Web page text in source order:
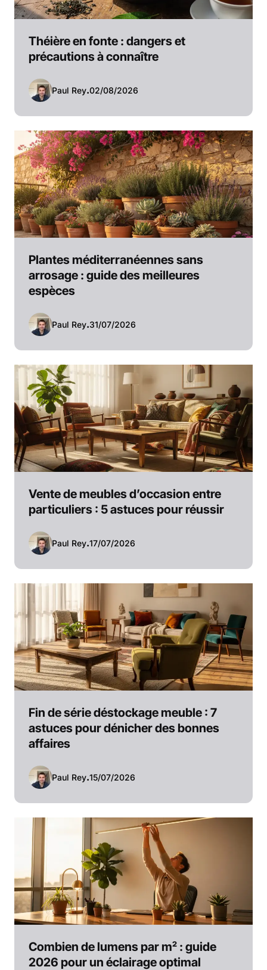
Théière en fonte : dangers et
précautions à connaître
Paul Rey.02/08/2026
Plantes méditerranéennes sans
arrosage : guide des meilleures
espèces
Paul Rey.31/07/2026
Vente de meubles d’occasion entre
particuliers : 5 astuces pour réussir
Paul Rey.17/07/2026
Fin de série déstockage meuble : 7
astuces pour dénicher des bonnes
affaires
Paul Rey.15/07/2026
Combien de lumens par m² : guide
2026 pour un éclairage optimal